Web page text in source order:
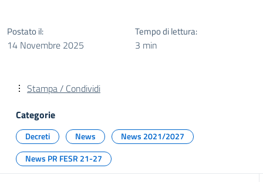
Postato il:
14 Novembre 2025
Tempo di lettura:
3 min
Stampa / Condividi
Categorie
Decreti News
News 2021/2027
News PR FESR 21-27